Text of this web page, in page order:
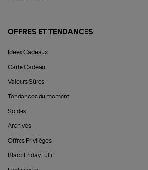
OFFRES ET TENDANCES
Idées Cadeaux
Carte Cadeau
Valeurs Sûres
Tendances du moment
Soldes
Archives
Offres Privilèges
Black Friday Lulli